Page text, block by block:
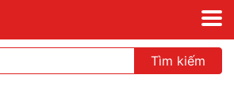
Tìm kiếm